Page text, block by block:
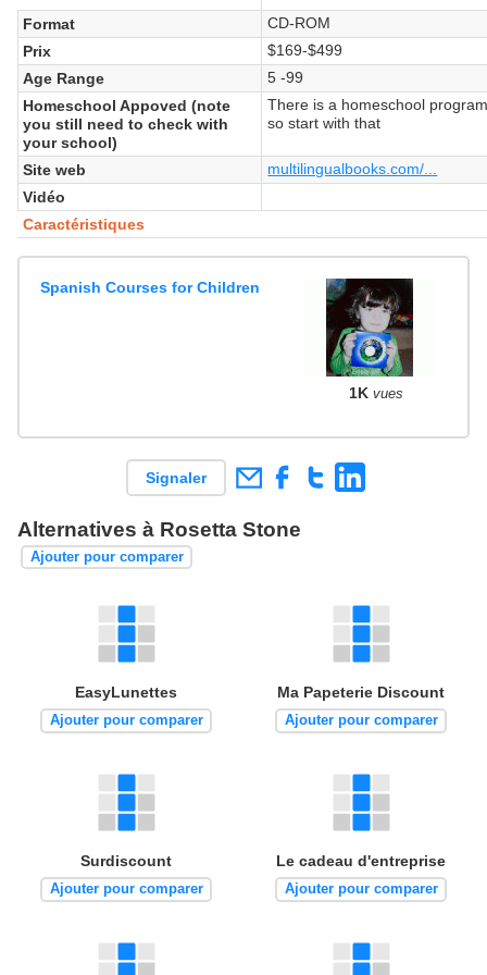
Format
CD-ROM
Prix
$169-$499
Age Range
5 -99
Homeschool Appoved (note
you still need to check with
your school)
There is a homeschool
so start with that
Site web
multilingualbooks.com/...
Vidéo
Caractéristiques
Spanish Courses for Children
1K vues
Signaler
Alternatives à Rosetta Stone
Ajouter pour comparer
EasyLunettes
Ajouter pour comparer
Ma Papeterie Discount
Ajouter pour comparer
Surdiscount
Ajouter pour comparer
Le cadeau d'entreprise
Ajouter pour comparer